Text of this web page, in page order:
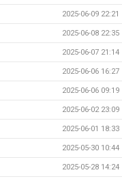
2025-06-09 22:21
2025-06-08 22:35
2025-06-07 21:14
2025-06-06 16:27
2025-06-06 09:19
2025-06-02 23:09
2025-06-01 18:33
2025-05-30 10:44
2025-05-28 14:24